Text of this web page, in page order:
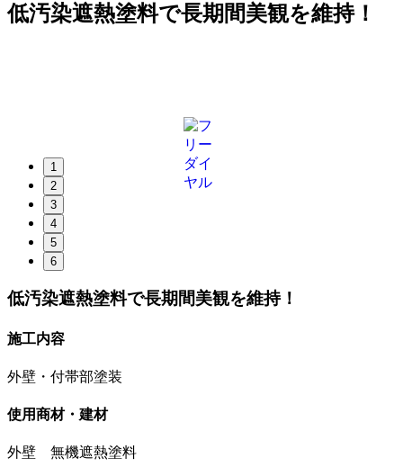
低汚染遮熱塗料で長期間美観を維持！
1
2
3
4
5
6
低汚染遮熱塗料で長期間美観を維持！
施工内容
外壁・付帯部塗装
使用商材・建材
外壁 無機遮熱塗料